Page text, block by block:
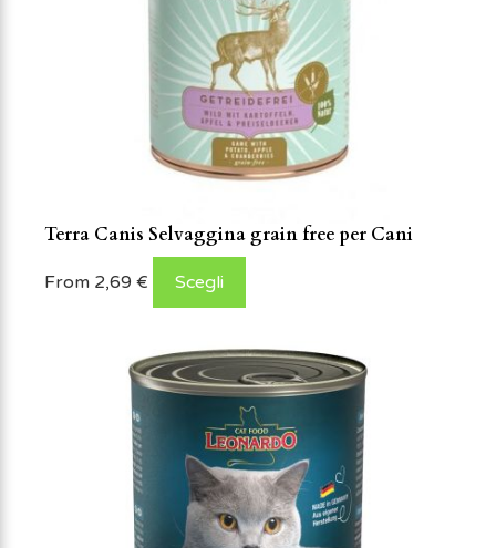
Terra Canis Selvaggina grain free per Cani
From 2,69 € Scegli